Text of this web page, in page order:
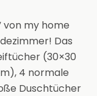
von my home
Das
(30×30
4 normale
Duschtücher